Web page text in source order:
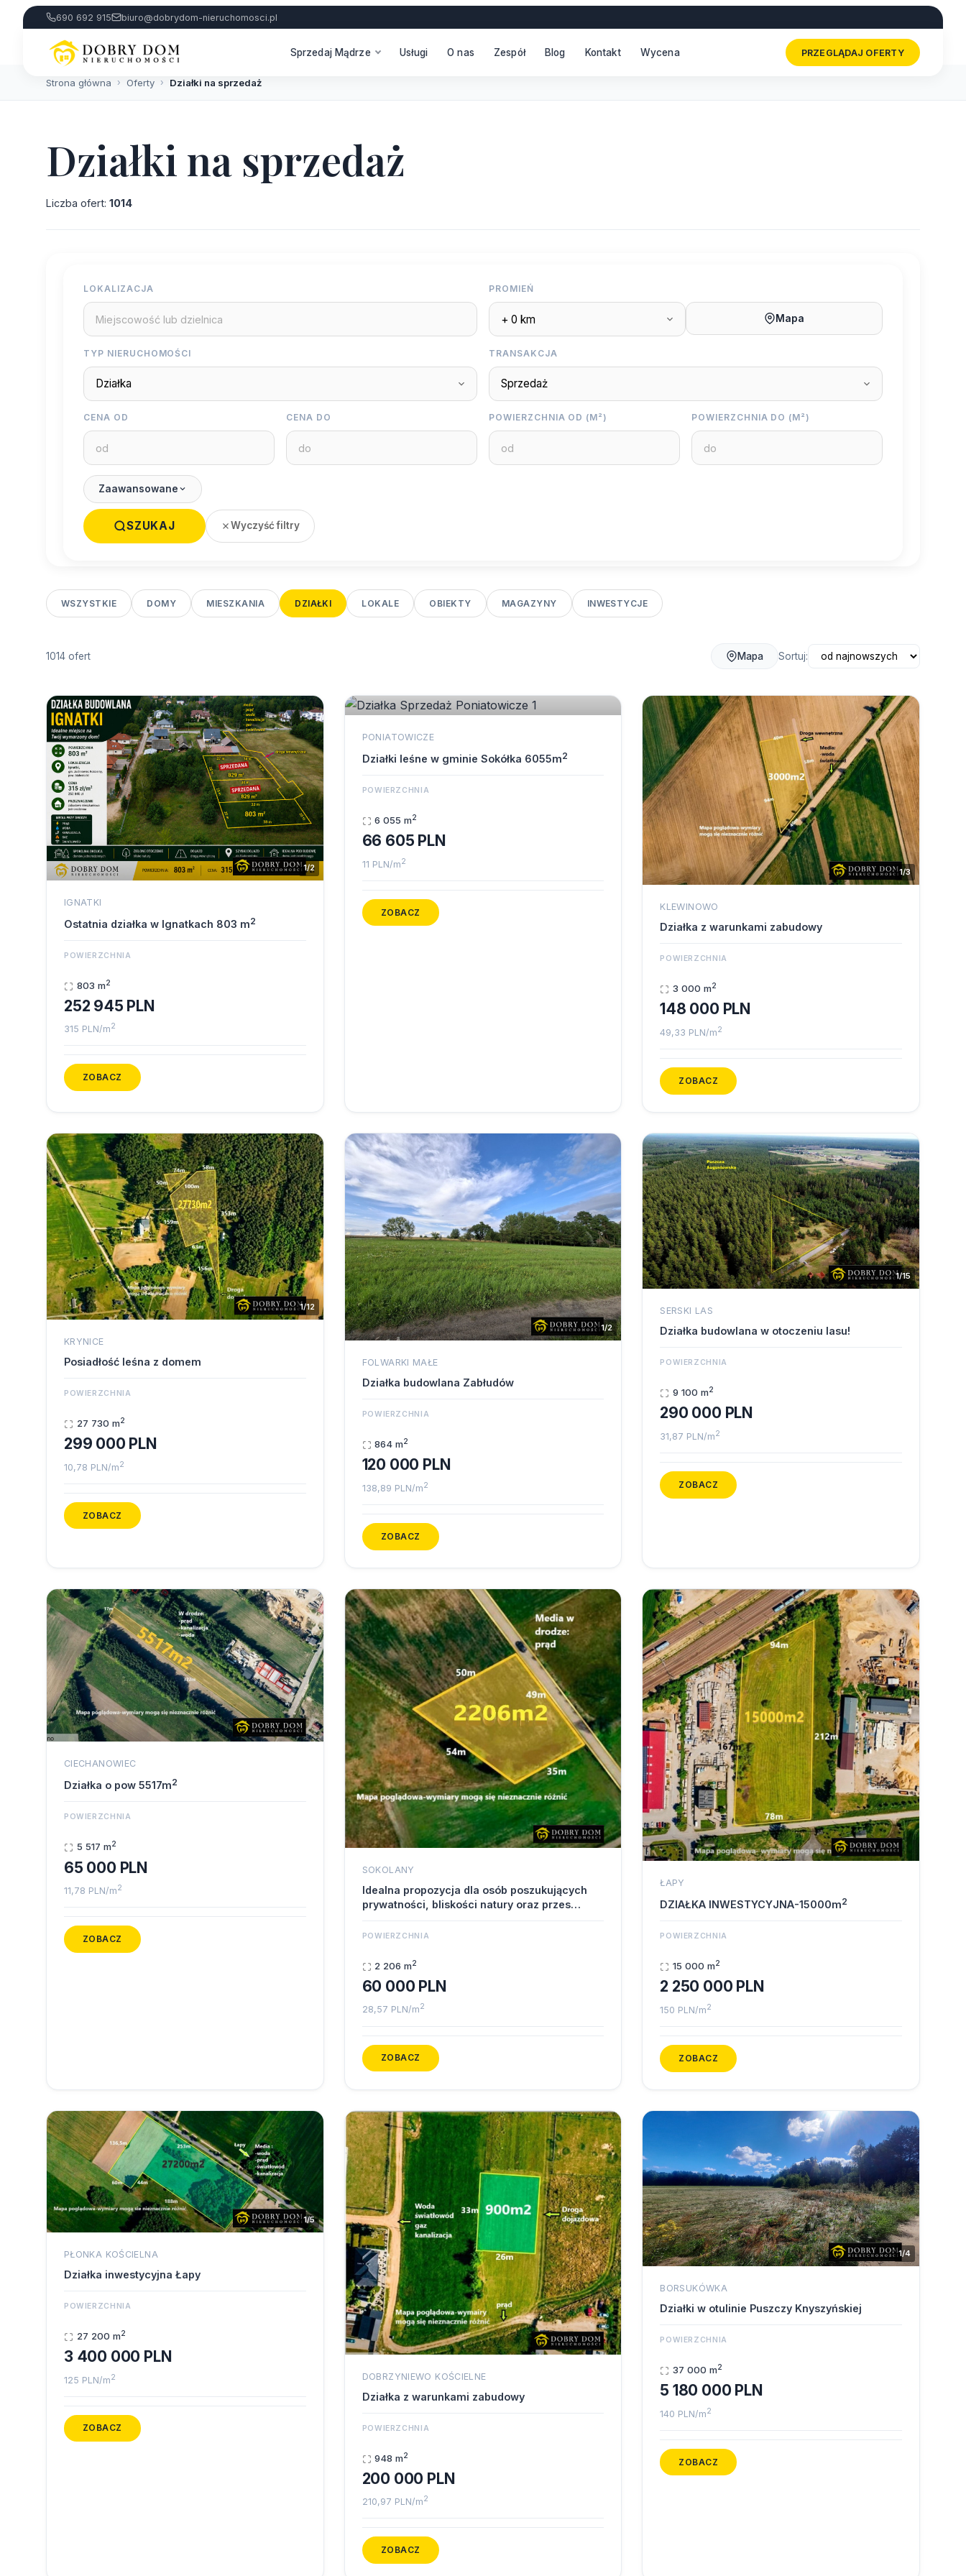
690 692 915 biuro@dobrydom-nieruchomosci.pl
Sprzedaj Mądrze Usługi O nas Zespół Blog Kontakt Wycena PRZEGLĄDAJ OFERTY
Strona główna › Oferty › Działki na sprzedaż
Działki na sprzedaż
Liczba ofert: 1014
LOKALIZACJA PROMIEŃ
Mapa
TYP NIERUCHOMOŚCI TRANSAKCJA
CENA OD CENA DO POWIERZCHNIA OD (M²) POWIERZCHNIA DO (M²)
Zaawansowane
SZUKAJ Wyczyść filtry
WSZYSTKIE DOMY MIESZKANIA DZIAŁKI LOKALE OBIEKTY MAGAZYNY INWESTYCJE
1014 ofert Mapa Sortuj:
1/2
IGNATKI
Ostatnia działka w Ignatkach 803 m2
POWIERZCHNIA
803 m2
252 945 PLN
315 PLN/m2
ZOBACZ
PONIATOWICZE
Działki leśne w gminie Sokółka 6055m2
POWIERZCHNIA
6 055 m2
66 605 PLN
11 PLN/m2
ZOBACZ
1/3
KLEWINOWO
Działka z warunkami zabudowy
POWIERZCHNIA
3 000 m2
148 000 PLN
49,33 PLN/m2
ZOBACZ
1/12
KRYNICE
Posiadłość leśna z domem
POWIERZCHNIA
27 730 m2
299 000 PLN
10,78 PLN/m2
ZOBACZ
1/2
FOLWARKI MAŁE
Działka budowlana Zabłudów
POWIERZCHNIA
864 m2
120 000 PLN
138,89 PLN/m2
ZOBACZ
1/15
SERSKI LAS
Działka budowlana w otoczeniu lasu!
POWIERZCHNIA
9 100 m2
290 000 PLN
31,87 PLN/m2
ZOBACZ
CIECHANOWIEC
Działka o pow 5517m2
POWIERZCHNIA
5 517 m2
65 000 PLN
11,78 PLN/m2
ZOBACZ
SOKOLANY
Idealna propozycja dla osób poszukujących
prywatności, bliskości natury oraz przes…
POWIERZCHNIA
2 206 m2
60 000 PLN
28,57 PLN/m2
ZOBACZ
ŁAPY
DZIAŁKA INWESTYCYJNA-15000m2
POWIERZCHNIA
15 000 m2
2 250 000 PLN
150 PLN/m2
ZOBACZ
1/5
PŁONKA KOŚCIELNA
Działka inwestycyjna Łapy
POWIERZCHNIA
27 200 m2
3 400 000 PLN
125 PLN/m2
ZOBACZ
DOBRZYNIEWO KOŚCIELNE
Działka z warunkami zabudowy
POWIERZCHNIA
948 m2
200 000 PLN
210,97 PLN/m2
ZOBACZ
1/4
BORSUKÓWKA
Działki w otulinie Puszczy Knyszyńskiej
POWIERZCHNIA
37 000 m2
5 180 000 PLN
140 PLN/m2
ZOBACZ